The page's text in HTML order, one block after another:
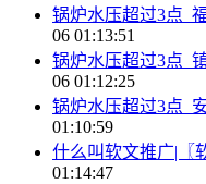
锅炉水压超过3点_
06 01:13:51
锅炉水压超过3点_
06 01:12:25
锅炉水压超过3点_
01:10:59
什么叫软文推广|〖
01:14:47